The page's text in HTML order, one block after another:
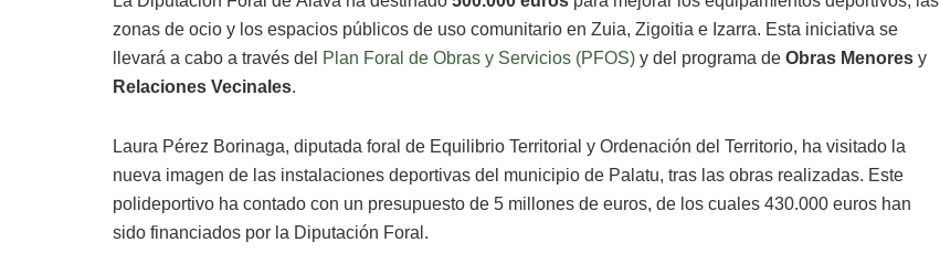
zonas de ocio y los espacios públicos de uso comunitario en Zuia, Zigoitia e Izarra. Esta iniciativa se
llevará a cabo a través del Plan Foral de Obras y Servicios (PFOS) y del programa de Obras Menores y
Relaciones Vecinales.
Laura Pérez Borinaga, diputada foral de Equilibrio Territorial y Ordenación del Territorio, ha visitado la
nueva imagen de las instalaciones deportivas del municipio de Palatu, tras las obras realizadas. Este
polideportivo ha contado con un presupuesto de 5 millones de euros, de los cuales 430.000 euros han
sido financiados por la Diputación Foral.